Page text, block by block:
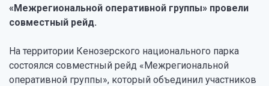
«Межрегиональной оперативной группы» провели
совместный рейд.
На территории Кенозерского национального парка
состоялся совместный рейд «Межрегиональной
оперативной группы», который объединил участников